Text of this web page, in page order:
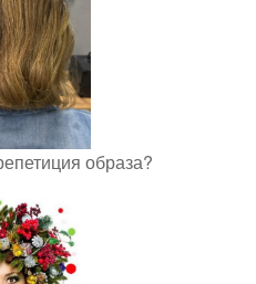
образа?